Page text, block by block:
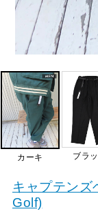
カーキ ブラ
キャプテン
Golf)